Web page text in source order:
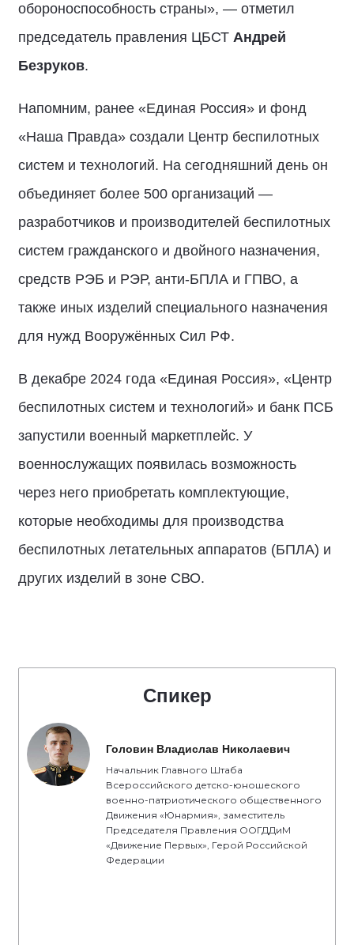
обороноспособность страны», — отметил
председатель правления ЦБСТ Андрей
Безруков.
Напомним, ранее «Единая Россия» и фонд
«Наша Правда» создали Центр беспилотных
систем и технологий. На сегодняшний день он
объединяет более 500 организаций —
разработчиков и производителей беспилотных
систем гражданского и двойного назначения,
средств РЭБ и РЭР, анти-БПЛА и ГПВО, а
также иных изделий специального назначения
для нужд Вооружённых Сил РФ.
В декабре 2024 года «Единая Россия», «Центр
беспилотных систем и технологий» и банк ПСБ
запустили военный маркетплейс. У
военнослужащих появилась возможность
через него приобретать комплектующие,
которые необходимы для производства
беспилотных летательных аппаратов (БПЛА) и
других изделий в зоне СВО.
Спикер
Головин Владислав Николаевич
Начальник Главного Штаба
Всероссийского детско-юношеского
военно-патриотического общественного
Движения «Юнармия», заместитель
Председателя Правления ООГДДиМ
«Движение Первых», Герой Российской
Федерации